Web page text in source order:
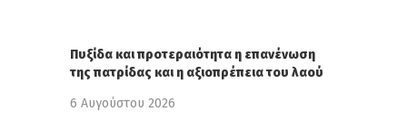
Πυξίδα και προτεραιότητα η επανένωση
της πατρίδας και η αξιοπρέπεια του λαού
6 Αυγούστου 2026